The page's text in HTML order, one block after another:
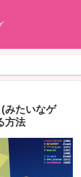
(みたいなゲ
方法